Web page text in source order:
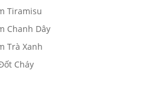
Tiramisu
Chanh Dây
Trà Xanh
Cháy